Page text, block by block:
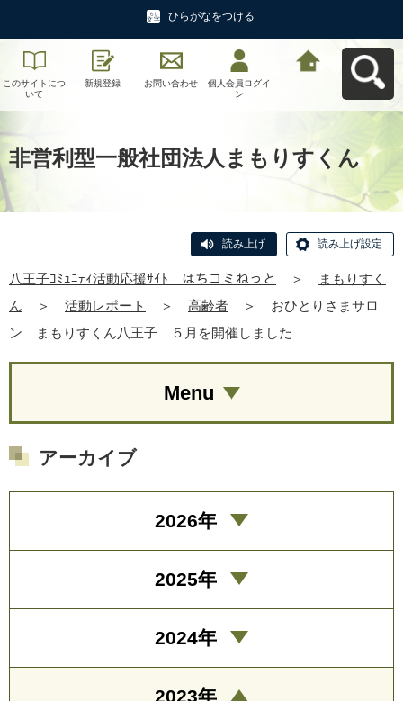
ひらがなをつける
このサイトにつ
いて
新規登録 お問い合わせ
個人会員ログイ
ン
非営利型一般社団法人まもりすくん
読み上げ 読み上げ設定
八王子ｺﾐｭﾆﾃｨ活動応援ｻｲﾄ はちコミねっと ＞
まもりすく
ん
＞ 活動レポート ＞ 高齢者 ＞
おひとりさまサロ
ン まもりすくん八王子 ５月を開催しました
Menu
アーカイブ
2026年
2025年
2024年
2023年